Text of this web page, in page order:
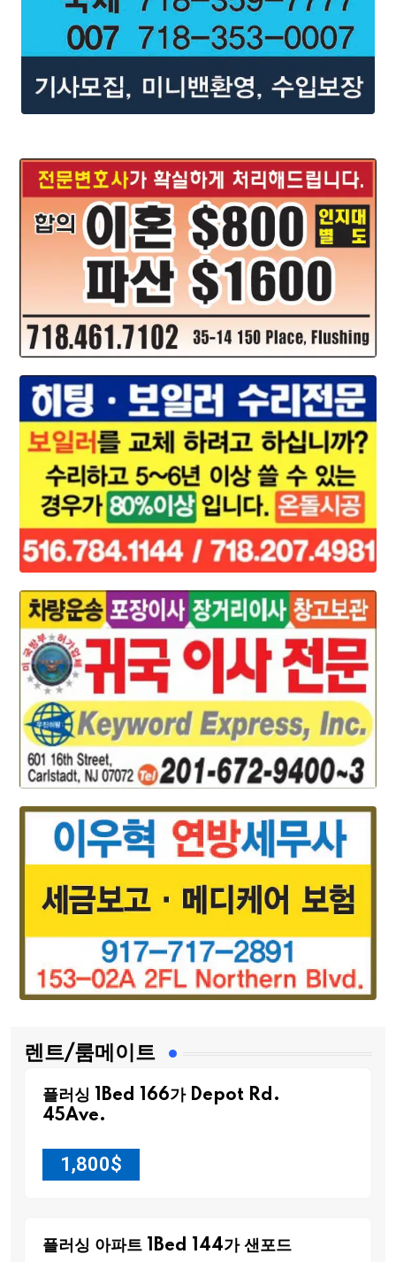
렌트/룸메이트
플러싱 1Bed 166가 Depot Rd.
45Ave.
1,800$
플러싱 아파트 1Bed 144가 샌포드